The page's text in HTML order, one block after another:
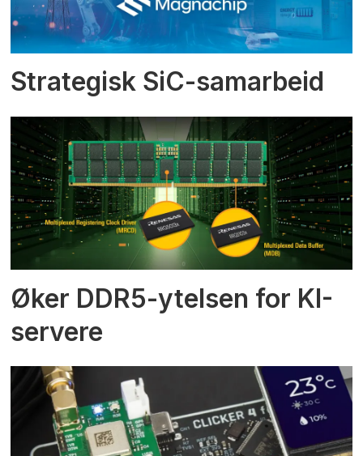
Strategisk SiC-samarbeid
Øker DDR5-ytelsen for KI-
servere